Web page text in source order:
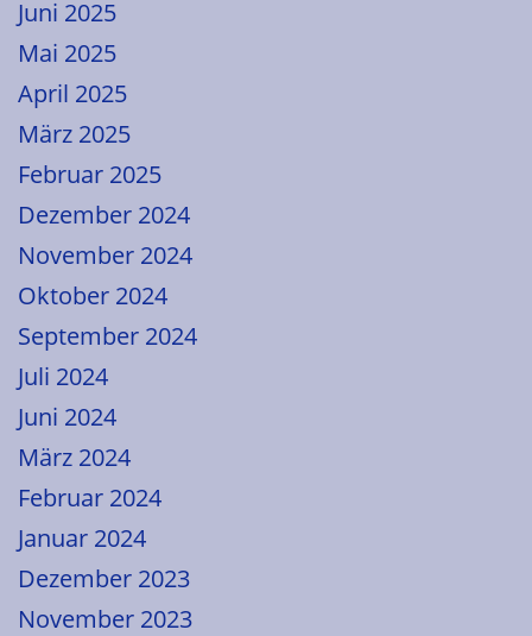
Juni 2025
Mai 2025
April 2025
März 2025
Februar 2025
Dezember 2024
November 2024
Oktober 2024
September 2024
Juli 2024
Juni 2024
März 2024
Februar 2024
Januar 2024
Dezember 2023
November 2023